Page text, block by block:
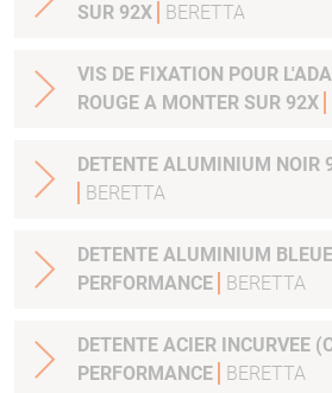
SUR 92X
BERETTA
VIS DE FIXATION POUR
ROUGE A MONTER SUR 92X
DETENTE ALUMINIUM NOIR
BERETTA
DETENTE ALUMINIUM
PERFORMANCE
BERETTA
DETENTE ACIER INCURVEE
PERFORMANCE
BERETTA